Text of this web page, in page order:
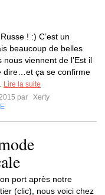
! :) C’est un
beaucoup de belles
nous viennent de l’Est il
dire…et ça se confirme
Lire la suite
par
Xerty
port après notre
(clic), nous voici chez